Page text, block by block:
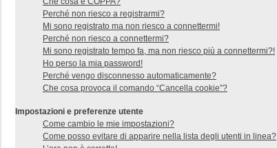
Perché non riesco a registrarmi?
Mi sono registrato ma non riesco a connettermi!
Perché non riesco a connettermi?
Mi sono registrato tempo fa, ma non riesco più a connettermi?!
Ho perso la mia password!
Perché vengo disconnesso automaticamente?
Che cosa provoca il comando “Cancella cookie”?
Impostazioni e preferenze utente
Come cambio le mie impostazioni?
Come posso evitare di apparire nella lista degli utenti in linea?